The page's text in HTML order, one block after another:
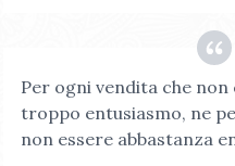
Per ogni vendita che non
troppo entusiasmo, ne
non essere abbastanza